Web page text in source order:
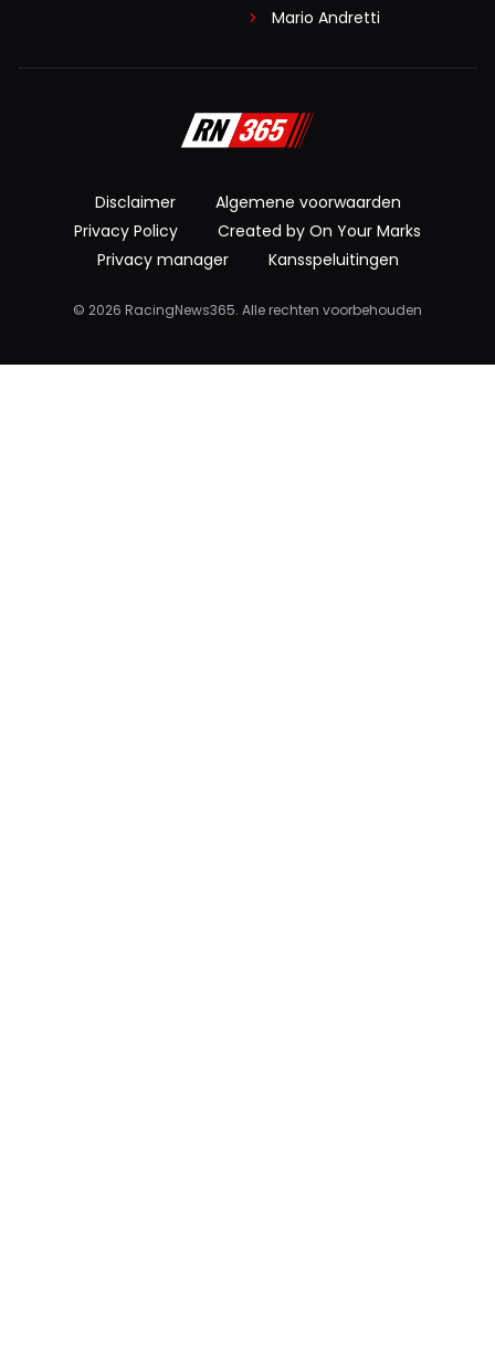
Mario Andretti
Disclaimer
Algemene voorwaarden
Privacy Policy
Created by On Your Marks
Privacy manager
Kansspeluitingen
© 2026 RacingNews365. Alle rechten voorbehouden